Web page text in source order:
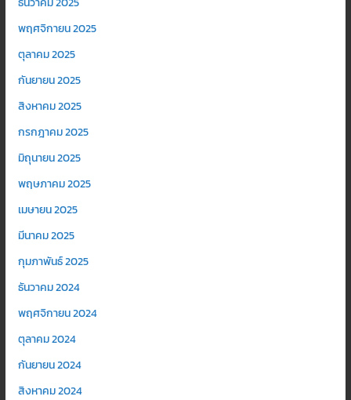
พฤศจิกายน 2025
ตุลาคม 2025
กันยายน 2025
สิงหาคม 2025
กรกฎาคม 2025
มิถุนายน 2025
พฤษภาคม 2025
เมษายน 2025
มีนาคม 2025
กุมภาพันธ์ 2025
ธันวาคม 2024
พฤศจิกายน 2024
ตุลาคม 2024
กันยายน 2024
สิงหาคม 2024